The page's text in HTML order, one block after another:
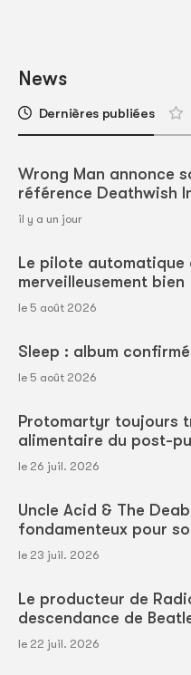
News
Dernières publiées
Wrong Man annonce
référence Deathwish
il y a un jour
Le pilote
merveilleusement bien
le 5 août 2026
Sleep : album
le 5 août 2026
Protomartyr toujours
alimentaire du post-
le 26 juil. 2026
Uncle Acid & The
fondamenteux pour
le 23 juil. 2026
Le producteur de
descendance de
le 22 juil. 2026